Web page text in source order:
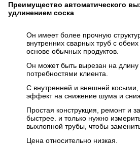
Преимущество автоматического
удлинением соска
Он имеет более прочную
внутренних сварных труб с
основе обычных продуктов.
Он может быть вырезан на длину
потребностями клиента.
С внутренней и внешней косыми,
эффект на снижение шума и
Простая конструкция, ремонт и
быстрее. и только нужно
выхлопной трубы, чтобы
Цена относительно низкая.